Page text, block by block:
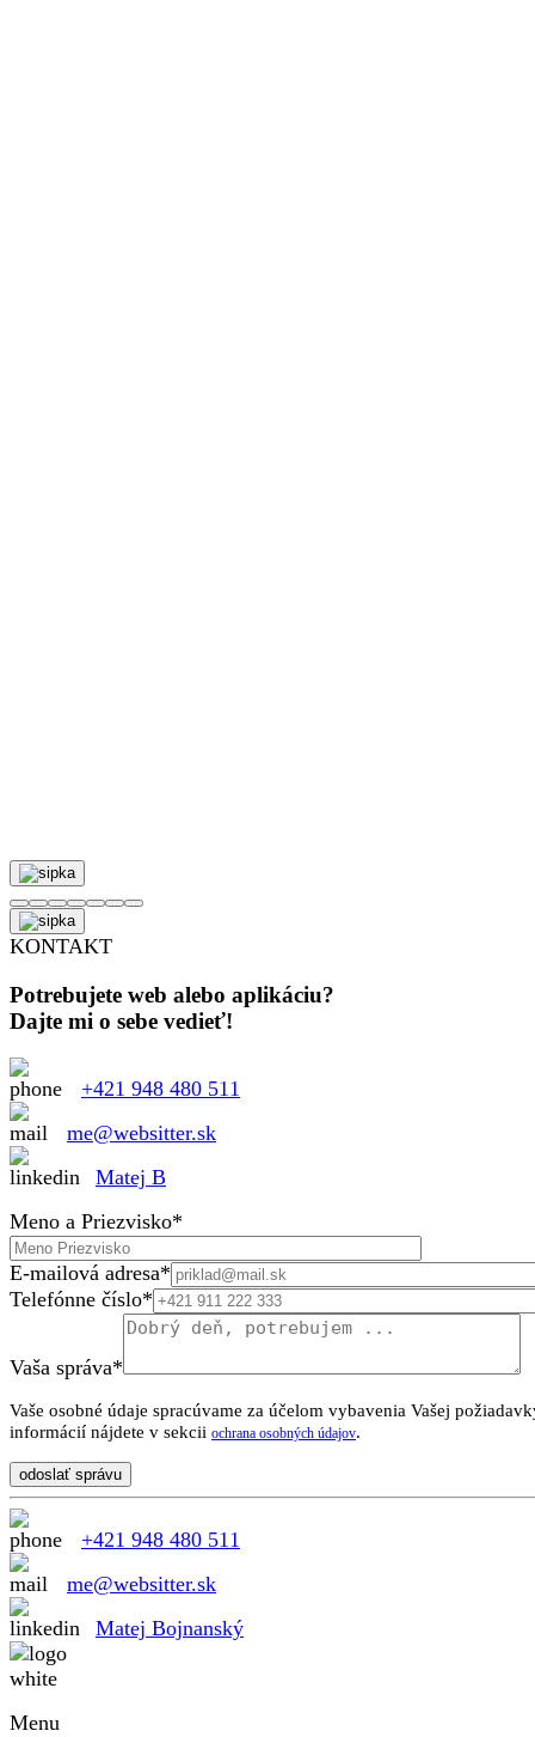
KONTAKT
Potrebujete web alebo aplikáciu?
Dajte mi o sebe vedieť!
+421 948 480 511
me@websitter.sk
Matej B
Meno a Priezvisko*
E-mailová adresa*
Telefónne číslo*
Vaša správa*
Vaše osobné údaje spracúvame za účelom vybavenia Vašej
informácií nájdete v sekcii ochrana osobných údajov.
odoslať správu
+421 948 480 511
me@websitter.sk
Matej Bojnanský
Menu